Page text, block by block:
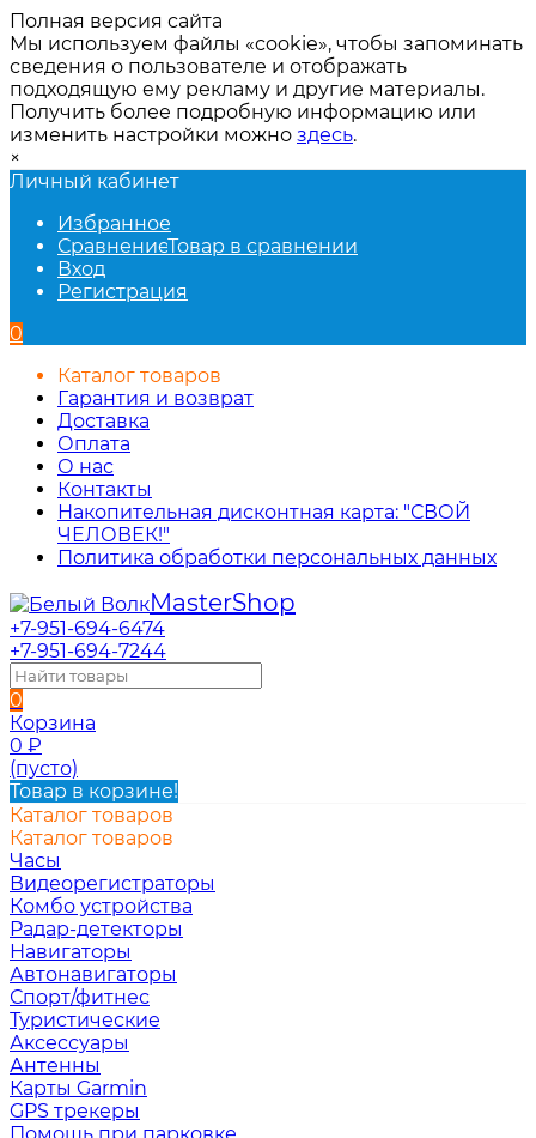
Полная версия сайта
Мы используем файлы «cookie», чтобы запоминать
сведения о пользователе и отображать
подходящую ему рекламу и другие материалы.
Получить более подробную информацию или
изменить настройки можно здесь.
×
Личный кабинет
Избранное
СравнениеТовар в сравнении
Вход
Регистрация
0
Каталог товаров
Гарантия и возврат
Доставка
Оплата
О нас
Контакты
Накопительная дисконтная карта: "СВОЙ
ЧЕЛОВЕК!"
Политика обработки персональных данных
MasterShop
+7-951-694-6474
+7-951-694-7244
0
Корзина
0 ₽
(пусто)
Товар в корзине!
Каталог товаров
Каталог товаров
Часы
Видеорегистраторы
Комбо устройства
Радар-детекторы
Навигаторы
Автонавигаторы
Спорт/фитнес
Туристические
Аксессуары
Антенны
Карты Garmin
GPS трекеры